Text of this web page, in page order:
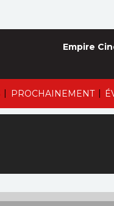
| PROCHAINEMENT |
Empire